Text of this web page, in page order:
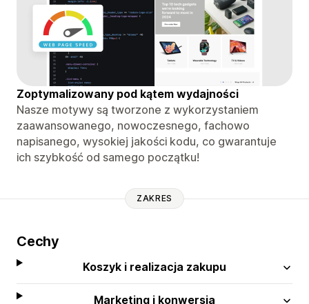
Zoptymalizowany pod kątem wydajności
Nasze motywy są tworzone z wykorzystaniem
zaawansowanego, nowoczesnego, fachowo
napisanego, wysokiej jakości kodu, co gwarantuje
ich szybkość od samego początku!
ZAKRES
Cechy
Koszyk i realizacja zakupu
Marketing i konwersja